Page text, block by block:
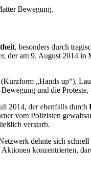
Bewegung.
, besonders durch
der am 9. August 2014 in
(Kurzform „Hands up“).
und die Proteste,
2014, der ebenfalls durch
vom Polizisten
verstarb.
dehnte sich schnell
konzentrierten,